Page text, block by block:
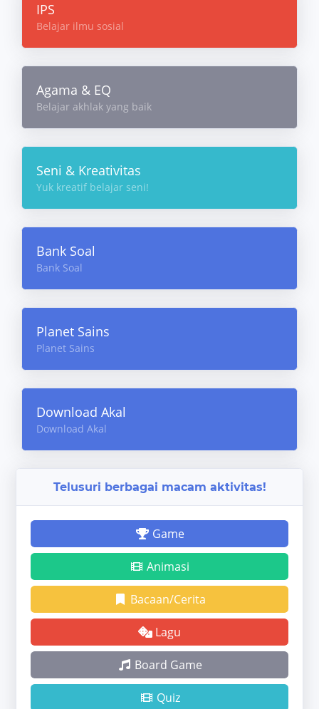
IPS
Belajar ilmu sosial
Agama & EQ
Belajar akhlak yang baik
Seni & Kreativitas
Yuk kreatif belajar seni!
Bank Soal
Bank Soal
Planet Sains
Planet Sains
Download Akal
Download Akal
Telusuri berbagai macam aktivitas!
Game
Animasi
Bacaan/Cerita
Lagu
Board Game
Quiz